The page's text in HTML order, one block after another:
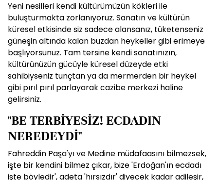
Yeni nesilleri kendi kültürümüzün kökleri ile
buluşturmakta zorlanıyoruz. Sanatın ve kültürün
küresel etkisinde siz sadece alansanız, tüketenseniz
güneşin altında kalan buzdan heykeller gibi erimeye
başlıyorsunuz. Tam tersine kendi sanatınızın,
kültürünüzün gücüyle küresel düzeyde etki
sahibiyseniz tunçtan ya da mermerden bir heykel
gibi pırıl pırıl parlayarak cazibe merkezi haline
gelirsiniz.
"BE TERBİYESİZ! ECDADIN
NEREDEYDİ"
Fahreddin Paşa'yı ve Medine müdafaasını bilmezsek,
işte bir kendini bilmez çıkar, bize 'Erdoğan'ın ecdadı
işte böyledir', adeta 'hırsızdır' diyecek kadar adileşir,